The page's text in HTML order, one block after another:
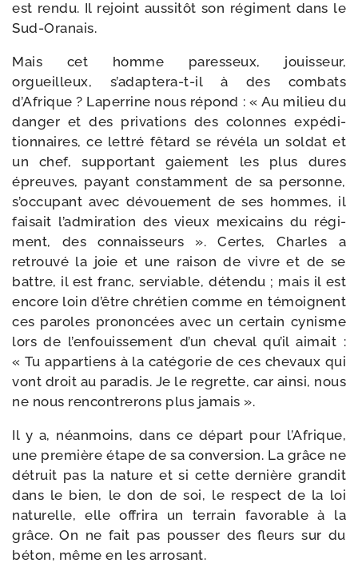
est ren­du. Il rejoint aus­si­tôt son régi­ment dans le
Sud-Oranais.
Mais cet homme pares­seux, jouis­seur,
orgueilleux, s’adaptera-t-il à des com­bats
d’Afrique ? Laperrine nous répond : « Au milieu du
dan­ger et des pri­va­tions des colonnes expé­di­
tion­naires, ce let­tré fêtard se révé­la un sol­dat et
un chef, sup­por­tant gaie­ment les plus dures
épreuves, payant constam­ment de sa per­sonne,
s’occupant avec dévoue­ment de ses hommes, il
fai­sait l’admiration des vieux mexi­cains du régi­
ment, des connais­seurs ». Certes, Charles a
retrou­vé la joie et une rai­son de vivre et de se
battre, il est franc, ser­viable, déten­du ; mais il est
encore loin d’être chré­tien comme en témoignent
ces paroles pro­non­cées avec un cer­tain cynisme
lors de l’enfouissement d’un che­val qu’il aimait :
« Tu appar­tiens à la caté­go­rie de ces che­vaux qui
vont droit au para­dis. Je le regrette, car ain­si, nous
ne nous ren­con­tre­rons plus jamais ».
Il y a, néan­moins, dans ce départ pour l’Afrique,
une pre­mière étape de sa conver­sion. La grâce ne
détruit pas la nature et si cette der­nière gran­dit
dans le bien, le don de soi, le res­pect de la loi
natu­relle, elle offri­ra un ter­rain favo­rable à la
grâce. On ne fait pas pous­ser des fleurs sur du
béton, même en les arrosant.